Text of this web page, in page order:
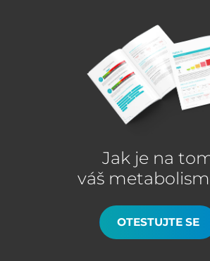
Jak je na
váš
OTESTUJTE SE